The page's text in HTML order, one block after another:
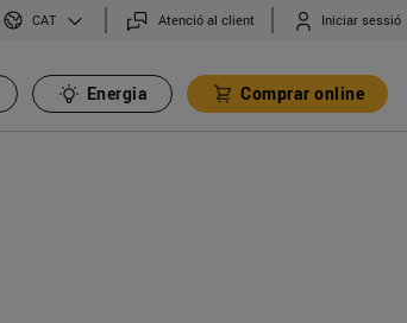
CAT Atenció al client Iniciar sessió
Energia Comprar online